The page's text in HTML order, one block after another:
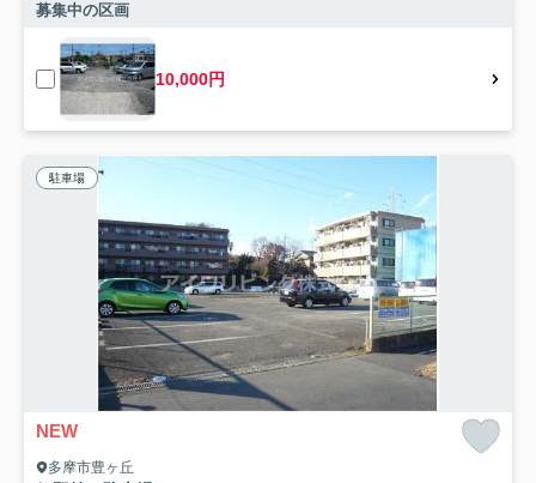
募集中の区画
10,000円
駐車場
NEW
多摩市豊ヶ丘